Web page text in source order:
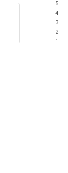
5
4
3
2
1